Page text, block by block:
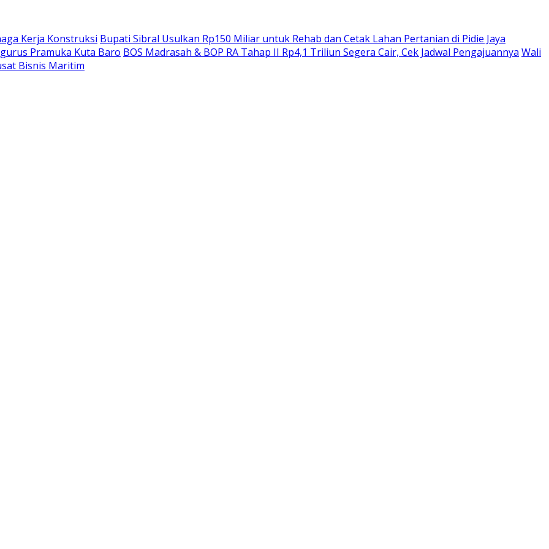
Kerja Konstruksi Bupati Sibral Usulkan Rp150 Miliar untuk Rehab dan Cetak Lahan Pertanian di Pidie Jaya
Pramuka Kuta Baro BOS Madrasah & BOP RA Tahap II Rp4,1 Triliun Segera Cair, Cek Jadwal Pengajuannya Wali
Bisnis Maritim